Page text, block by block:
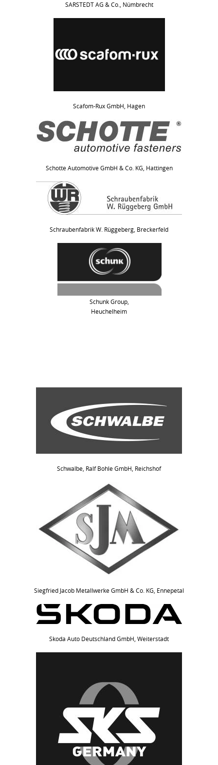
SARSTEDT AG & Co., Nümbrecht
Scafom-Rux GmbH, Hagen
Schotte Automotive GmbH & Co. KG, Hattingen
Schraubenfabrik W. Rüggeberg, Breckerfeld
Schunk Group,
Heuchelheim
Schwalbe, Ralf Bohle GmbH, Reichshof
Siegfried Jacob Metallwerke GmbH & Co. KG, Ennepetal
Skoda Auto Deutschland GmbH, Weiterstadt